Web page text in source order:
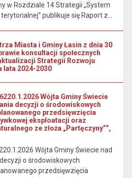
w Rozdziale 14 Strategii „System
publikuje się Raport z...
Miasta i Gminy Łasin z dnia 30
konsultacji społecznych
Strategii Rozwoju
lata 2024-2030
Wójta Gminy Świecie
decyzji o środowiskowych
przedsięwzięcia
eksploatacji oraz
ze złoża „Partęczyny””,
Wójta Gminy Świecie nad
o środowiskowych
przedsięwzięcia